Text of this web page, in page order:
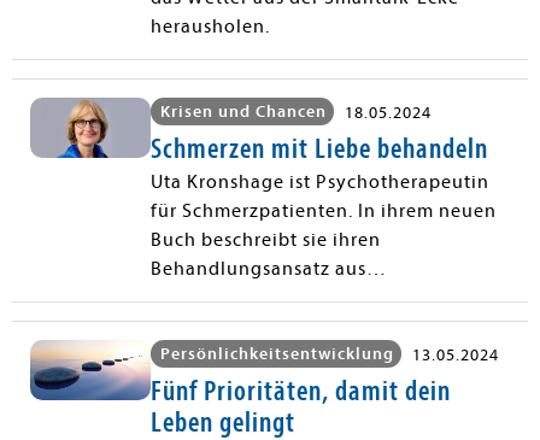
herausholen.
Krisen und Chancen 18.05.2024
Schmerzen mit Liebe behandeln
Uta Kronshage ist Psychotherapeutin
für Schmerzpatienten. In ihrem neuen
Buch beschreibt sie ihren
Behandlungsansatz aus
Psychotherapie und Theologie.
Persönlichkeitsentwicklung 13.05.2024
Fünf Prioritäten, damit dein
Leben gelingt